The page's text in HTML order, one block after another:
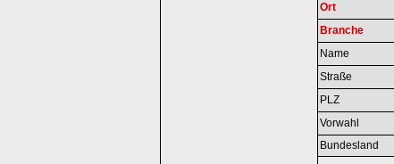
Ort
Branche
Name
Straße
PLZ
Vorwahl
Bundesland